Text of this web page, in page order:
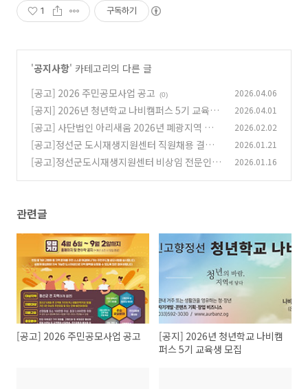
1 구독하기
'공지사항' 카테고리의 다른 글
[공고] 2026 주민공모사업 공고
(0) 2026.04.06
[공지] 2026년 청년학교 나비캠퍼스 5기 교육생
모집 (0)
2026.04.01
[공고] 사단법인 아리새움 2026년 폐광지역 생활
주변 환경개선 사업 참여자 모집 (0)
2026.02.02
[공고]정선군 도시재생지원센터 직원채용 결과
(0)
2026.01.21
[공고]정선군도시재생지원센터 비상임 전문인력
2026.01.16
관련글
[공고] 2026 주민공모사업 공고
[공지] 2026년 청년학교 나비캠
퍼스 5기 교육생 모집